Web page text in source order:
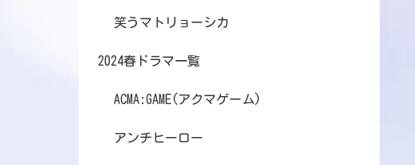
笑うマトリョーシカ
2024春ドラマ一覧
ACMA:GAME(アクマゲーム)
アンチヒーロー